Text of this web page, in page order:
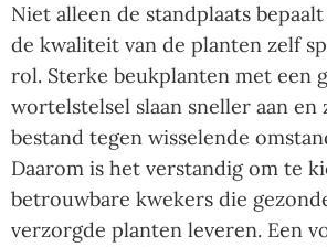
Niet alleen de standplaats
de kwaliteit van de planten zelf
rol. Sterke beukplanten met een
wortelstelsel slaan sneller aan en
bestand tegen wisselende
Daarom is het verstandig om te
betrouwbare kwekers die
verzorgde planten leveren. Een